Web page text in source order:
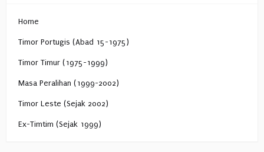
Home
Timor Portugis (Abad 15-1975)
Timor Timur (1975-1999)
Masa Peralihan (1999-2002)
Timor Leste (Sejak 2002)
Ex-Timtim (Sejak 1999)